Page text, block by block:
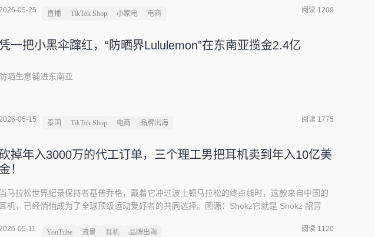
出海黑马的背后，是深圳龙华的未来原子树科技。自 2011 年创立以来，这家企业便深耕个
护小家电赛道，靠着按摩仪、高速吹风机等产品，在国内市场创下了年销超 15 亿元的成
05-25 直播 TikTok Shop 小家电 电商 阅读 1209
一把小黑伞蹿红，“防晒界Lululemon”在东南亚揽金2.4亿
防晒生意铺进东南亚
05-15 泰国 TikTok Shop 电商 品牌出海 阅读 1775
砍掉年入3000万的代工订单，三个理工男把耳机卖到年入10亿美
！
当马拉松世界纪录保持者基普乔格，戴着它冲过波士顿马拉松的终点线时，这款来自中国的
耳机，已经悄悄成为了全球顶级运动爱好者的共同选择。图源：Shokz它就是 Shokz 韶音
用二十年从深圳代工厂成长为全球巨头的品牌，如今把这份经过全球顶级赛事验证的专业
05-11 YouTube 流量 耳机 品牌出海 阅读 1120